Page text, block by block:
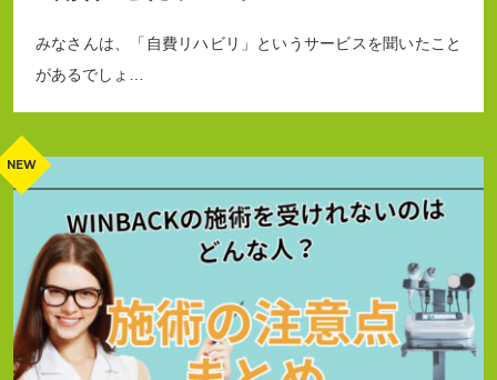
みなさんは、「自費リハビリ」というサービスを聞いたこと
があるでしょ…